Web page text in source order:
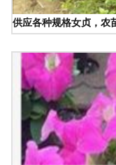
供应各种规格女贞，农